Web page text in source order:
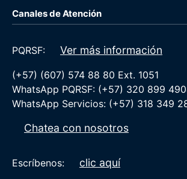
Canales de Atención
PQRSF: Ver más información
(+57) (607) 574 88 80 Ext. 1051
WhatsApp PQRSF: (+57) 320 899
WhatsApp Servicios: (+57) 318 349
Chatea con nosotros
Escríbenos: clic aquí